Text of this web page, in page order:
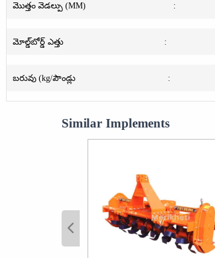
మొత్తం వెడల్పు (MM) :
మోల్డ్‌బోర్డ్ ఎత్తు :
బరువు (kg/పౌండ్లు :
Similar Implements